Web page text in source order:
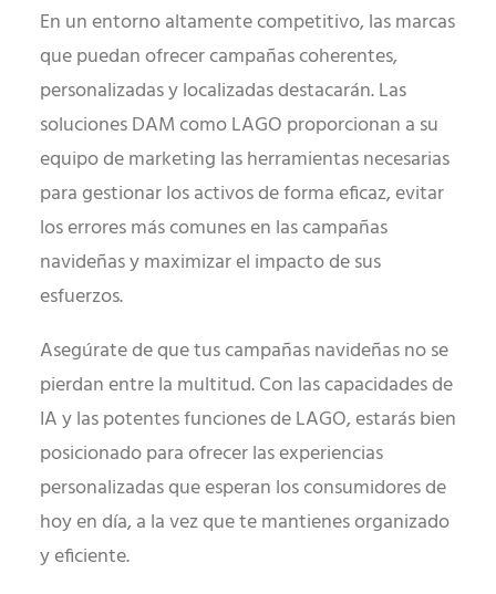
En un entorno altamente competitivo, las marcas
que puedan ofrecer campañas coherentes,
personalizadas y localizadas destacarán. Las
soluciones DAM como LAGO proporcionan a su
equipo de marketing las herramientas necesarias
para gestionar los activos de forma eficaz, evitar
los errores más comunes en las campañas
navideñas y maximizar el impacto de sus
esfuerzos.
Asegúrate de que tus campañas navideñas no se
pierdan entre la multitud. Con las capacidades de
IA y las potentes funciones de LAGO, estarás bien
posicionado para ofrecer las experiencias
personalizadas que esperan los consumidores de
hoy en día, a la vez que te mantienes organizado
y eficiente.